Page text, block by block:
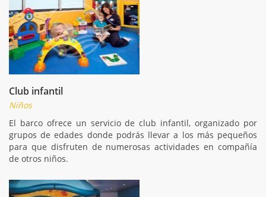
Club infantil
Niños
El barco ofrece un servicio de club infantil, organizado por
grupos de edades donde podrás llevar a los más pequeños
para que disfruten de numerosas actividades en compañía
de otros niños.